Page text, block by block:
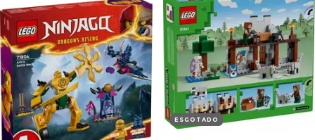
ESGOTADO